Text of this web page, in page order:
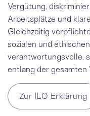
Vergütung,
Arbeitsplätze und
Gleichzeitig
sozialen und
verantwortungsvolle,
entlang der
Zur ILO Erklärung